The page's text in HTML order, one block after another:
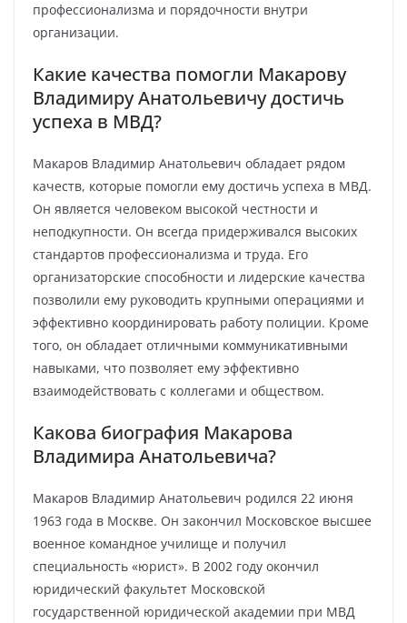
профессионализма и порядочности внутри
организации.
Какие качества помогли Макарову
Владимиру Анатольевичу достичь
успеха в МВД?
Макаров Владимир Анатольевич обладает рядом
качеств, которые помогли ему достичь успеха в МВД.
Он является человеком высокой честности и
неподкупности. Он всегда придерживался высоких
стандартов профессионализма и труда. Его
организаторские способности и лидерские качества
позволили ему руководить крупными операциями и
эффективно координировать работу полиции. Кроме
того, он обладает отличными коммуникативными
навыками, что позволяет ему эффективно
взаимодействовать с коллегами и обществом.
Какова биография Макарова
Владимира Анатольевича?
Макаров Владимир Анатольевич родился 22 июня
1963 года в Москве. Он закончил Московское высшее
военное командное училище и получил
специальность «юрист». В 2002 году окончил
юридический факультет Московской
государственной юридической академии при МВД